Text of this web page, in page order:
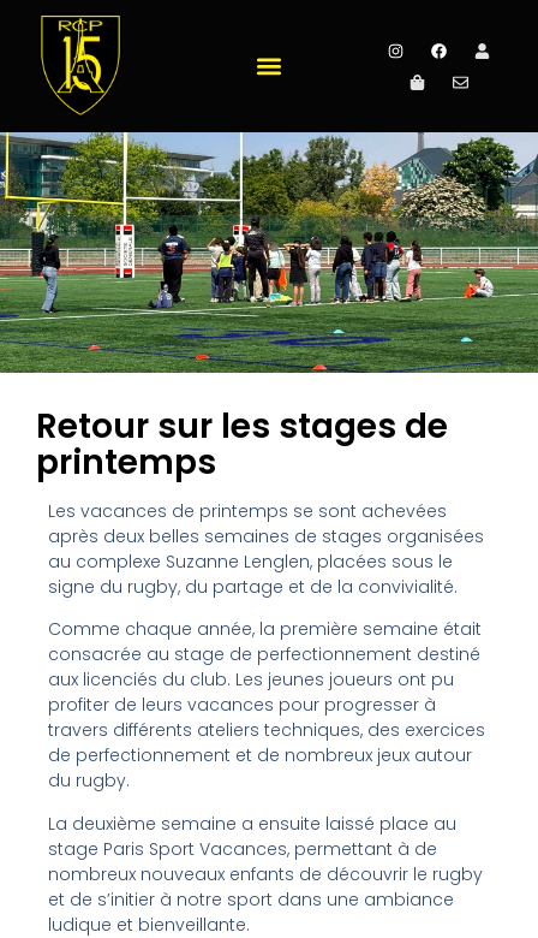
Retour sur les stages de
printemps
Les vacances de printemps se sont achevées
après deux belles semaines de stages organisées
au complexe Suzanne Lenglen, placées sous le
signe du rugby, du partage et de la convivialité.
Comme chaque année, la première semaine était
consacrée au stage de perfectionnement destiné
aux licenciés du club. Les jeunes joueurs ont pu
profiter de leurs vacances pour progresser à
travers différents ateliers techniques, des exercices
de perfectionnement et de nombreux jeux autour
du rugby.
La deuxième semaine a ensuite laissé place au
stage Paris Sport Vacances, permettant à de
nombreux nouveaux enfants de découvrir le rugby
et de s’initier à notre sport dans une ambiance
ludique et bienveillante.